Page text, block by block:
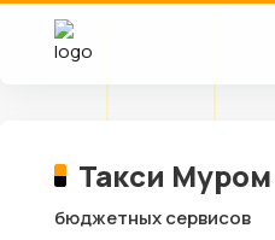
Такси Муром
бюджетных сервисов